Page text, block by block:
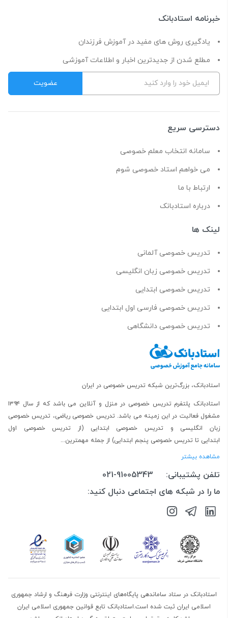
خبرنامه استادبانک
یادگیری روش های مفید در آموزش فرزندان
مطلع شدن از جدیدترین اخبار و اطلاعات آموزشی
دسترسی سریع
سامانه انتخاب معلم خصوصی
می خواهم استاد خصوصی شوم
ارتباط با ما
درباره استادبانک
لینک ها
تدریس خصوصی آلمانی
تدریس خصوصی زبان انگلیسی
تدریس خصوصی ابتدایی
تدریس خصوصی فارسی اول ابتدایی
تدریس خصوصی دانشگاهی
استادبانک، بزرگ‌ترین شبکه تدریس خصوصی در ایران
استادبانک پلتفرم تدریس خصوصی در منزل و آنلاین
می باشد که از سال ۱۳۹۴
مشغول فعالیت در این زمینه می باشد.تدریس خصوصی ریاضی، تدریس خصوصی
زبان انگلیسی و تدریس خصوصی ابتدایی (از
تدریس خصوصی اول
ابتدایی تا تدریس خصوصی پنجم ابتدایی) از جمله مهمترین...
مشاهده بیشتر
تلفن پشتیبانی:
021-91005343
ما را در شبکه های اجتماعی دنبال کنید:
استادبانک در ستاد ساماندهی پایگاه‌های اینترنتی وزارت فرهنگ و ارشاد جمهوری
اسلامی ایران ثبت شده است.استادبانک تابع قوانین جمهوری اسلامی ایران